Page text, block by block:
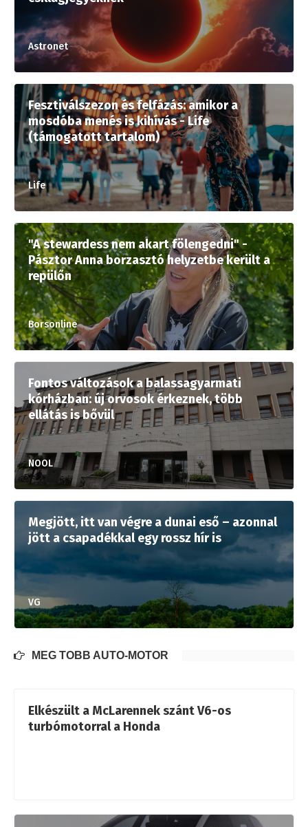
Astronet
Fesztiválszezon és felfázás: amikor a
mosdóba menés is kihívás - Life
(támogatott tartalom)
Life
"A stewardess nem akart fölengedni" -
Pásztor Anna borzasztó helyzetbe került a
repülőn
Borsonline
Fontos változások a balassagyarmati
kórházban: új orvosok érkeznek, több
ellátás is bővül
NOOL
Megjött, itt van végre a dunai eső – azonnal
jött a csapadékkal egy rossz hír is
VG
MÉG TÖBB AUTÓ-MOTOR
Elkészült a McLarennek szánt V6-os
turbómotorral a Honda